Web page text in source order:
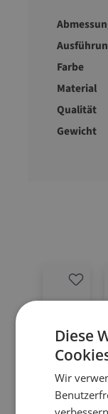
Farbe
Material
Qualität
Gewicht
Diese
Wir